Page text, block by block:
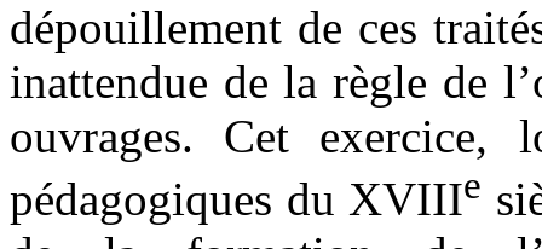
dépouillement de ces
inattendue de la règle de
ouvrages. Cet exercice,
pédagogiques du XVIIIe